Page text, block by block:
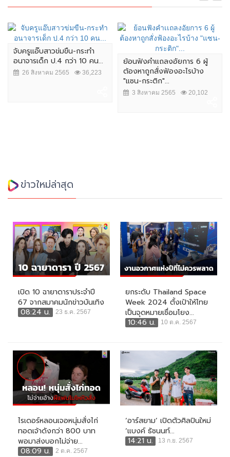
จับครูแอ๊บสาวข่มขืน-กระทำ
อนาจารเด็ก ป.4 กว่า 10 คน...
26 สิงหาคม 2565 36,223
ย้อนฟังคำเเถลงอัยการ 6 ผู้
ต้องหาถูกสั่งฟ้องอะไรบ้าง
"แซน-กระติก"...
3 สิงหาคม 2565 20,102
ข่าวใหม่ล่าสุด
เปิด 10 ฉายาดาราประจำปี
67 จากสมาคมนักข่าวบันเทิง
08:24 น.
23 ธ.ค. 2567
ยกระดับ Thailand Space
Week 2024 ตั้งเป้าให้ไทย
เป็นจุดหมายเชื่อมโยง...
10:46 น.
10 ต.ค. 2567
ไรเดอร์หลอนเจอหนุ่มสั่งไก่
ทอดเจ้าดังกว่า 800 บาท
พอมาส่งบอกไม่จ่าย...
08:09 น.
2 ต.ค. 2567
‘อาร์สยาม’ เปิดตัวศิลปินใหม่
‘แบงค์ ธัชนนท์...
14:21 น.
13 ก.ย. 2567